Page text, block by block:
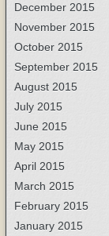
December 2015
November 2015
October 2015
September 2015
August 2015
July 2015
June 2015
May 2015
April 2015
March 2015
February 2015
January 2015